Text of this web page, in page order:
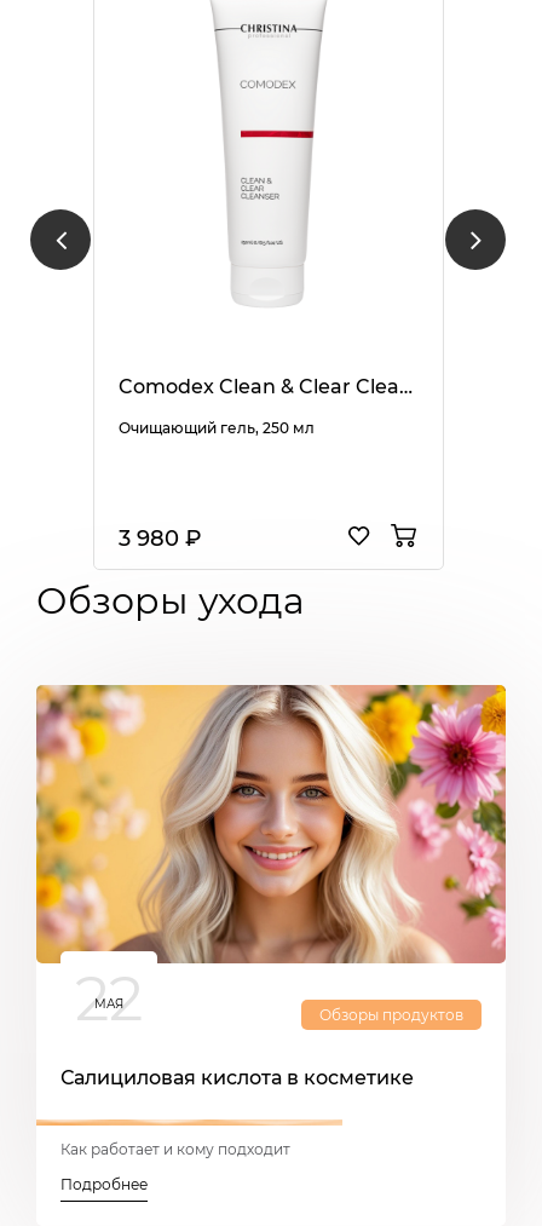
Comodex Clean & Clear Cleanser
Очищающий гель, 250 мл
3 980 ₽
Обзоры ухода
22
МАЯ
Обзоры продуктов
Салициловая кислота в косметике
Как работает и кому подходит
Подробнее